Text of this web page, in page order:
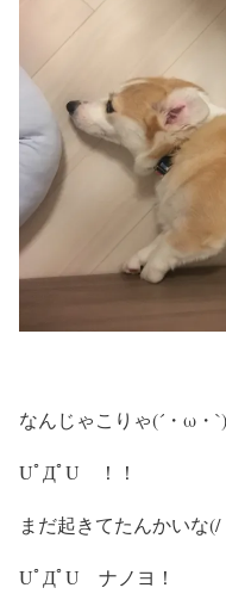
なんじゃこりゃ(´・ω・`)
UﾟДﾟU ！！
まだ起きてたんかいな
UﾟДﾟU ナノヨ！